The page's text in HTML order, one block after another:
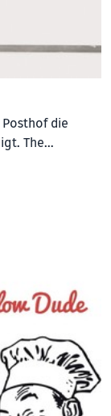
die
The…